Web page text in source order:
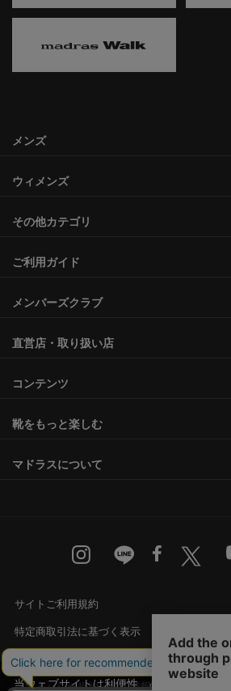
メンズ
ウィメンズ
その他カテゴリ
ご利用ガイド
メンバーズクラブ
直営店・取り扱い店
コンテンツ
靴をもっと楽しむ
マドラスについて
サイトご利用規約
特定商取引法に基づく表示
古物営業法に基づく表示
プライバシー規約・個人情報の取り扱い
当ウェブサイトは利便性、品質維持・向上